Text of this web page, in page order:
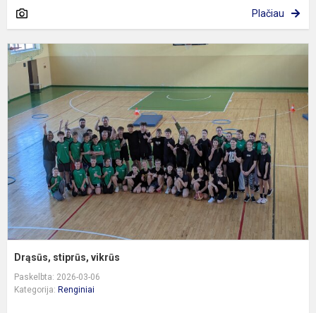
Plačiau
Drąsūs, stiprūs, vikrūs
Paskelbta: 2026-03-06
Kategorija: Renginiai